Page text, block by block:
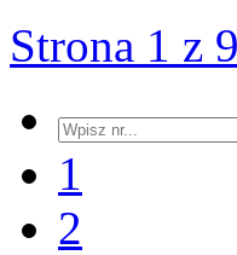
Strona 1 z
1
2